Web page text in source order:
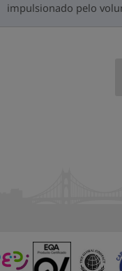
impulsionado pelo